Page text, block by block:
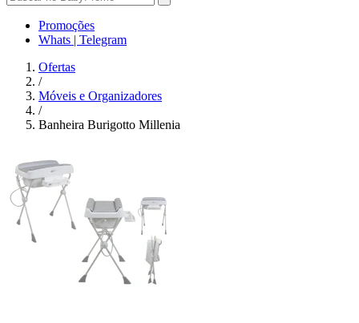
Promoções
Whats | Telegram
Ofertas
/
Móveis e Organizadores
/
Banheira Burigotto Millenia